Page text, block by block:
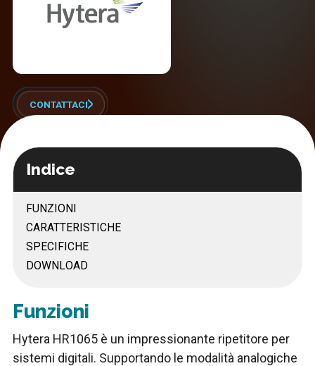
CONTATTACI
Indice
FUNZIONI
CARATTERISTICHE
SPECIFICHE
DOWNLOAD
Funzioni
Hytera HR1065 è un impressionante ripetitore per
sistemi digitali. Supportando le modalità analogiche